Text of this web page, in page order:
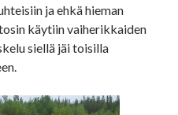
ja ehkä hieman
käytiin vaiherikkaiden
siellä jäi toisilla